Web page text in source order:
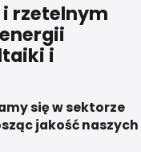
rzetelnym
i
się w sektorze
jakość naszych